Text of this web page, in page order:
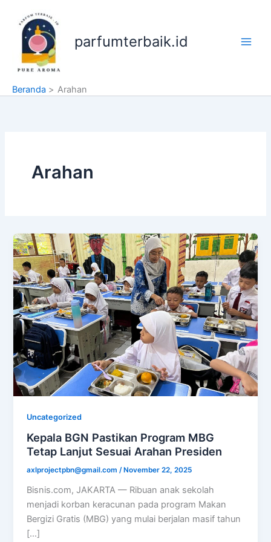
konten
parfumterbaik.id
Beranda Arahan
Arahan
Uncategorized
Kepala BGN Pastikan Program MBG
Tetap Lanjut Sesuai Arahan Presiden
axlprojectpbn@gmail.com/ November 22, 2025
Bisnis.com, JAKARTA — Ribuan anak sekolah
menjadi korban keracunan pada program Makan
Bergizi Gratis (MBG) yang mulai berjalan masif tahun
[…]